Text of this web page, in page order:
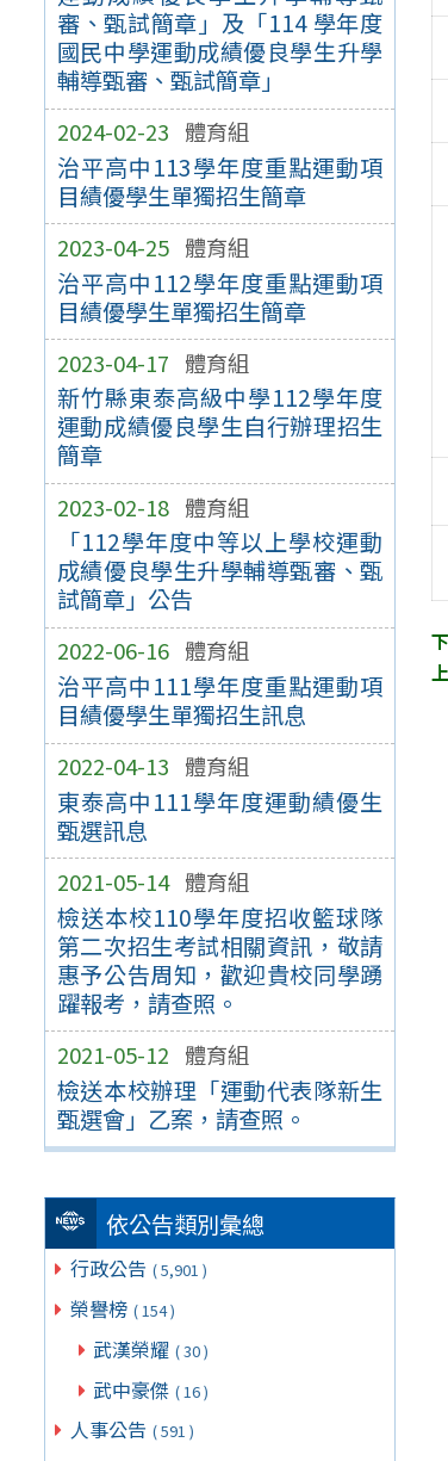
審、甄試簡章」及「114 學年度
國民中學運動成績優良學生升學
輔導甄審、甄試簡章」
2024-02-23 體育組
治平高中113學年度重點運動項
目績優學生單獨招生簡章
2023-04-25 體育組
治平高中112學年度重點運動項
目績優學生單獨招生簡章
2023-04-17 體育組
新竹縣東泰高級中學112學年度
運動成績優良學生自行辦理招生
簡章
2023-02-18 體育組
「112學年度中等以上學校運動
成績優良學生升學輔導甄審、甄
試簡章」公告
2022-06-16 體育組
治平高中111學年度重點運動項
目績優學生單獨招生訊息
2022-04-13 體育組
東泰高中111學年度運動績優生
甄選訊息
2021-05-14 體育組
檢送本校110學年度招收籃球隊
第二次招生考試相關資訊，敬請
惠予公告周知，歡迎貴校同學踴
躍報考，請查照。
2021-05-12 體育組
檢送本校辦理「運動代表隊新生
甄選會」乙案，請查照。
依公告類別彙總
行政公告 ( 5,901 )
榮譽榜 ( 154 )
武漢榮耀 ( 30 )
武中豪傑 ( 16 )
人事公告 ( 591 )